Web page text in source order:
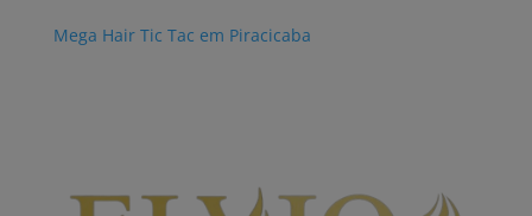
Mega Hair Tic Tac em Piracicaba